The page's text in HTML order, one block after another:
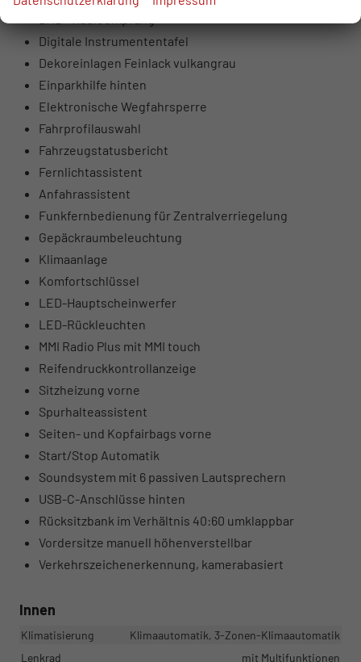
Digitale Instrumententafel
Dekoreinlagen Feinlack vulkangrau
Einparkhilfe hinten
Elektronische Wegfahrsperre
Fahrprofilauswahl
Fahrzeugstatusbericht
Fernlichtassistent
Anfahrassistent
Funkfernbedienung für Zentralverriegelung
Gepäckraumbeleuchtung
Klimaanlage
Komfortschlüssel
LED-Hauptscheinwerfer
LED-Rückleuchten
MMI Radio Plus mit MMI touch
Reifendruckkontrollanzeige
Sitzheizung vorne
Spurhalteassistent
Seiten- und Kopfairbags vorne
Start/Stop Automatik
Soundsystem mit 6 passiven Lautsprechern
USB-C-Anschlüsse hinten
Rücksitzbank im Verhältnis 40:60 umklappbar
Vordersitze manuell höhenverstellbar
Verkehrszeichenerkennung, kamerabasiert
Innen
Klimatisierung
Klimaautomatik, 3-Zonen-Klimaautomatik
Lenkrad
mit Multifunktionen